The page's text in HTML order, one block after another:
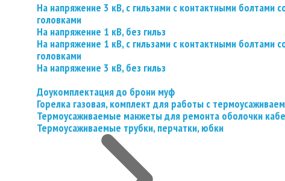
На напряжение 3 кВ, с гильзами с контактными болтами
головками
На напряжение 1 кВ, без гильз
На напряжение 1 кВ, с гильзами с контактными болтами
головками
На напряжение 3 кВ, без гильз
Доукомплектация до брони муф
Горелка газовая, комплект для работы с
Термоусаживаемые манжеты для ремонта оболочки
Термоусаживаемые трубки, перчатки, юбки